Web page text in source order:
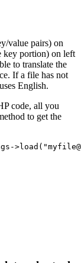
value pairs) on
key portion) on left
to translate the
If a file has not
English.
code, all you
to get the